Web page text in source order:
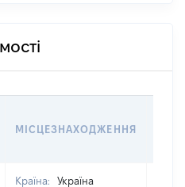
МІСЦЕЗНАХОДЖЕННЯ
Країна:
Україна